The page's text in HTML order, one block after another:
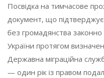
Посвідка на тимчасове
документ, що
без громадянства
України протягом
Державна міграційна
— один рік із правом